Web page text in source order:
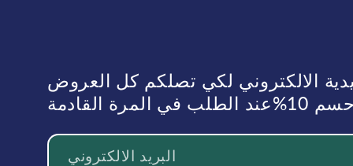
الالكتروني لكي تصلكم كل العروض
القادمة
البريد الالكتروني